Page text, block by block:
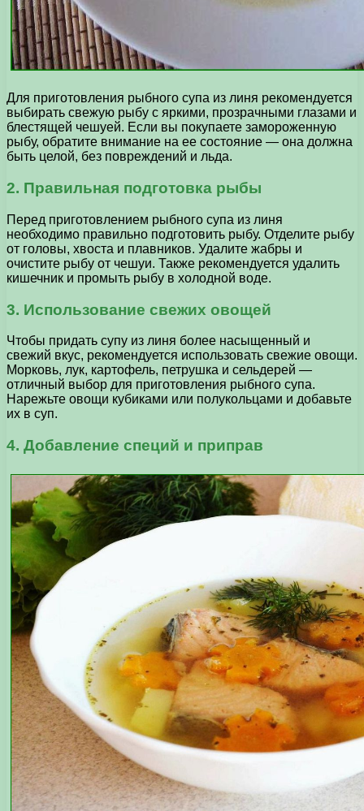
Для приготовления рыбного супа из линя рекомендуется
выбирать свежую рыбу с яркими, прозрачными глазами и
блестящей чешуей. Если вы покупаете замороженную
рыбу, обратите внимание на ее состояние — она должна
быть целой, без повреждений и льда.
2. Правильная подготовка рыбы
Перед приготовлением рыбного супа из линя
необходимо правильно подготовить рыбу. Отделите рыбу
от головы, хвоста и плавников. Удалите жабры и
очистите рыбу от чешуи. Также рекомендуется удалить
кишечник и промыть рыбу в холодной воде.
3. Использование свежих овощей
Чтобы придать супу из линя более насыщенный и
свежий вкус, рекомендуется использовать свежие овощи.
Морковь, лук, картофель, петрушка и сельдерей —
отличный выбор для приготовления рыбного супа.
Нарежьте овощи кубиками или полукольцами и добавьте
их в суп.
4. Добавление специй и приправ